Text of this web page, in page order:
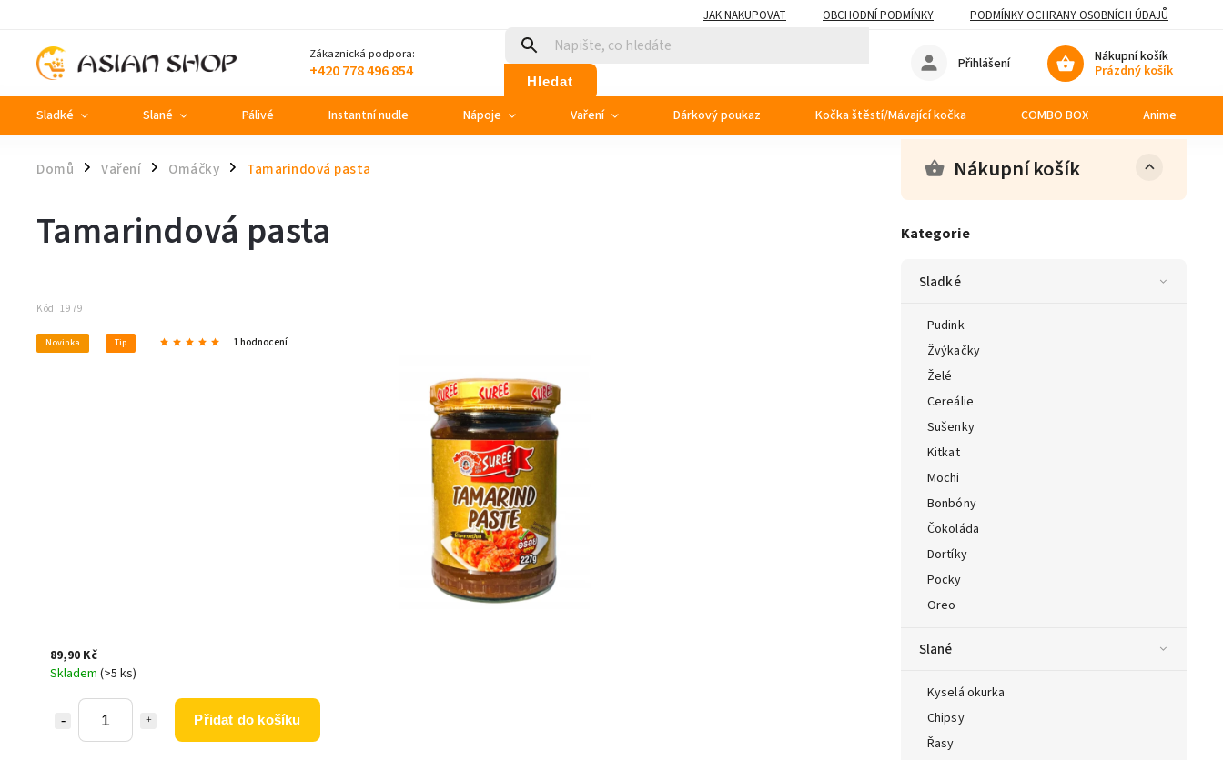
JAK NAKUPOVAT OBCHODNÍ PODMÍNKY PODMÍNKY OCHRANY OSOBNÍCH ÚDAJŮ
Zákaznická podpora:
+420 778 496 854 Hledat
Nákupní košík
Prázdný košík
Přihlášení
Sladké Slané Pálivé Instantní nudle Nápoje Vaření Dárkový poukaz Kočka štěstí/Mávající kočka COMBO BOX Anime
Domů / Vaření / Omáčky / Tamarindová pasta Nákupní košík
Kategorie
Sladké
Pudink
Žvýkačky
Želé
Cereálie
Sušenky
Kitkat
Mochi
Bonbóny
Čokoláda
Dortíky
Pocky
Oreo
Slané
Kyselá okurka
Chipsy
Řasy
Tamarindová pasta
Kód: 1979
Novinka Tip 1 hodnocení
89,90 Kč
Skladem (>5 ks)
Přidat do košíku